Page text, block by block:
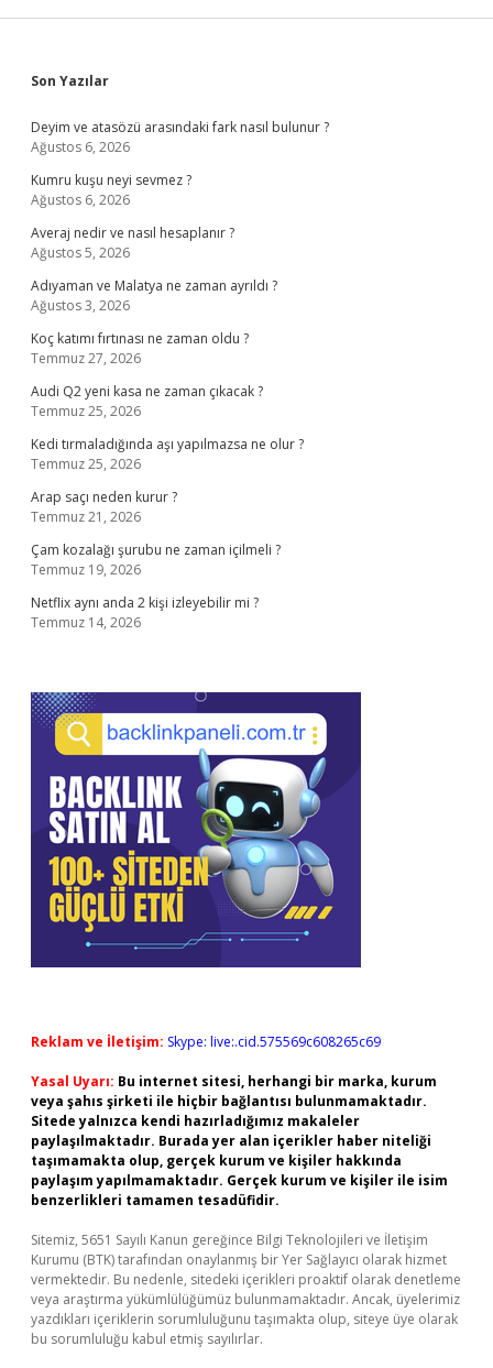
Sidebar
Son Yazılar
Deyim ve atasözü arasındaki fark nasıl bulunur ?
Ağustos 6, 2026
Kumru kuşu neyi sevmez ?
Ağustos 6, 2026
Averaj nedir ve nasıl hesaplanır ?
Ağustos 5, 2026
Adıyaman ve Malatya ne zaman ayrıldı ?
Ağustos 3, 2026
Koç katımı fırtınası ne zaman oldu ?
Temmuz 27, 2026
Audi Q2 yeni kasa ne zaman çıkacak ?
Temmuz 25, 2026
Kedi tırmaladığında aşı yapılmazsa ne olur ?
Temmuz 25, 2026
Arap saçı neden kurur ?
Temmuz 21, 2026
Çam kozalağı şurubu ne zaman içilmeli ?
Temmuz 19, 2026
Netflix aynı anda 2 kişi izleyebilir mi ?
Temmuz 14, 2026
Reklam ve İletişim: Skype: live:.cid.575569c608265c69
Yasal Uyarı: Bu internet sitesi, herhangi bir marka, kurum
veya şahıs şirketi ile hiçbir bağlantısı bulunmamaktadır.
Sitede yalnızca kendi hazırladığımız makaleler
paylaşılmaktadır. Burada yer alan içerikler haber niteliği
taşımamakta olup, gerçek kurum ve kişiler hakkında
paylaşım yapılmamaktadır. Gerçek kurum ve kişiler ile isim
benzerlikleri tamamen tesadüfidir.
Sitemiz, 5651 Sayılı Kanun gereğince Bilgi Teknolojileri ve İletişim
Kurumu (BTK) tarafından onaylanmış bir Yer Sağlayıcı olarak hizmet
vermektedir. Bu nedenle, sitedeki içerikleri proaktif olarak denetleme
veya araştırma yükümlülüğümüz bulunmamaktadır. Ancak, üyelerimiz
yazdıkları içeriklerin sorumluluğunu taşımakta olup, siteye üye olarak
bu sorumluluğu kabul etmiş sayılırlar.